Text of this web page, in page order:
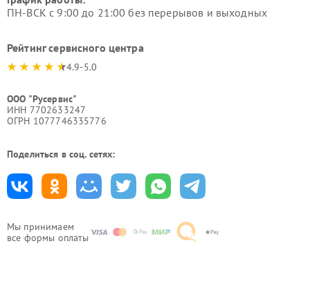
Мы принимаем
все формы оплаты
ПН-ВСК с 9:00 до 21:00 без перерывов и выходных
Рейтинг сервисного центра
4.9-5.0
ООО "Русервис"
ИНН 7702633247
ОГРН 1077746335776
Поделиться в соц. сетях: